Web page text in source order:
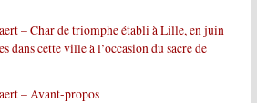
– Char de triomphe établi à Lille, en juin
dans cette ville à l’occasion du sacre de
– Avant-propos